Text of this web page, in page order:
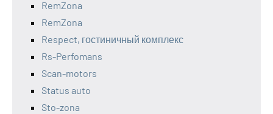
RemZona
RemZona
Respect, гостиничный комплекс
Rs-Perfomans
Scan-motors
Status auto
Sto-zona